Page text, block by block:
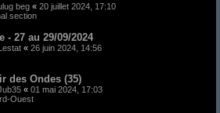
beg « 20 juillet 2024, 17:10
section
- 27 au 29/09/2024
« 26 juin 2024, 14:56
des Ondes (35)
« 01 mai 2024, 17:03
Ouest